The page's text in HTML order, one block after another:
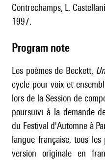
Contrechamps, L.
1997.
Program note
Les poèmes de Beckett,
cycle pour voix et
lors de la Session de
poursuivi à la demande
du Festival d'Automne à
langue française, tous
version originale en